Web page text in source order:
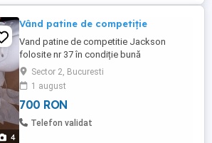
4
Vând patine de competiție
Vand patine de competitie Jackson
folosite nr 37 în condiție bună
Sector 2, Bucuresti
1 august
700 RON
Telefon validat